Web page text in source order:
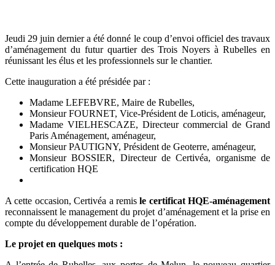
Jeudi 29 juin dernier a été donné le coup d’envoi officiel des travaux
d’aménagement du futur quartier des Trois Noyers à Rubelles en
réunissant les élus et les professionnels sur le chantier.
Cette inauguration a été présidée par :
Madame LEFEBVRE, Maire de Rubelles,
Monsieur FOURNET, Vice-Président de Loticis, aménageur,
Madame VIELHESCAZE, Directeur commercial de Grand
Paris Aménagement, aménageur,
Monsieur PAUTIGNY, Président de Geoterre, aménageur,
Monsieur BOSSIER, Directeur de Certivéa, organisme de
certification HQE
A cette occasion, Certivéa a remisle certificat HQE-aménagement
reconnaissent le management du projet d’aménagement et la prise en
compte du développement durable de l’opération.
Le projet en quelques mots :